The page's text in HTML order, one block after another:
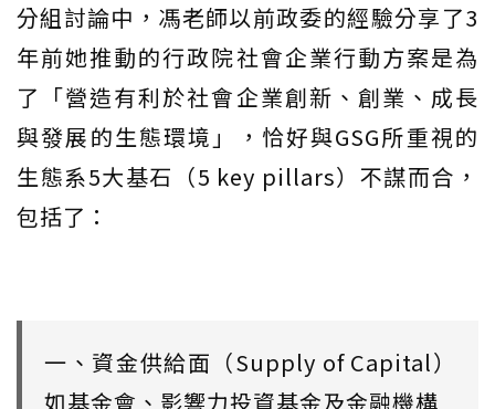
分組討論中，馮老師以前政委的經驗分享了3
年前她推動的行政院社會企業行動方案是為
了「營造有利於社會企業創新、創業、成長
與發展的生態環境」，恰好與GSG所重視的
生態系5大基石（5 key pillars）不謀而合，
包括了：
一、資金供給面（Supply of Capital）
如基金會、影響力投資基金及金融機構